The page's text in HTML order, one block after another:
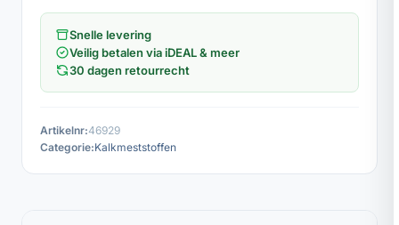
Snelle levering
Veilig betalen via iDEAL & meer
30 dagen retourrecht
Artikelnr:46929
Categorie:Kalkmeststoffen